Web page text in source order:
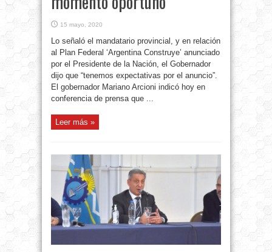
15 mayo, 2020
Lo señaló el mandatario provincial, y en relación
al Plan Federal ‘Argentina Construye’ anunciado
por el Presidente de la Nación, el Gobernador
dijo que “tenemos expectativas por el anuncio”.
El gobernador Mariano Arcioni indicó hoy en
conferencia de prensa que ...
Leer más »